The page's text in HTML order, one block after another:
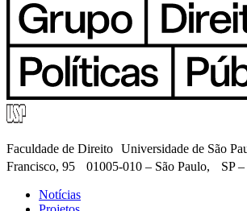
Faculdade de Direito Universidade de São
Francisco, 95 01005-010 – São Paulo, SP –
Notícias